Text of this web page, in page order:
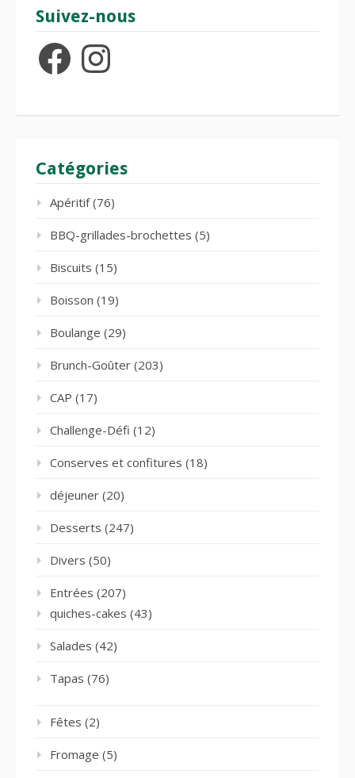
Suivez-nous
FacebookInstagram
Catégories
Apéritif(76)
BBQ-grillades-brochettes (5)
Biscuits (15)
Boisson (19)
Boulange (29)
Brunch-Goûter (203)
CAP (17)
Challenge-Défi (12)
Conserves et confitures (18)
déjeuner (20)
Desserts (247)
Divers (50)
Entrées (207)
quiches-cakes (43)
Salades (42)
Tapas (76)
Fêtes (2)
Fromage (5)